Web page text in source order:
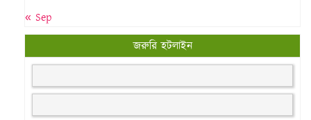
« Sep
জরুরি হটলাইন